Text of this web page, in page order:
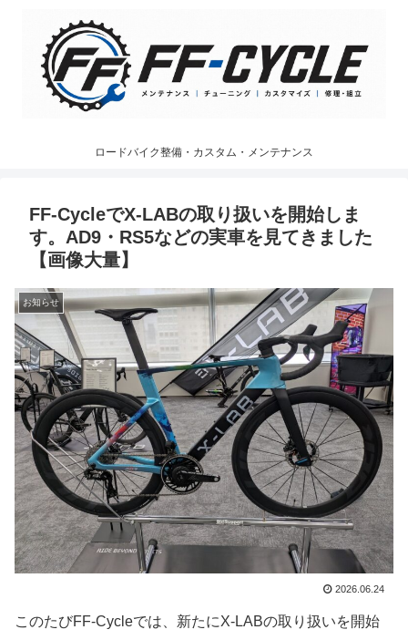
ロードバイク整備・カスタム・メンテナンス
FF-CycleでX-LABの取り扱いを開始しま
す。AD9・RS5などの実車を見てきました
【画像大量】
お知らせ
2026.06.24
このたびFF-Cycleでは、新たにX-LABの取り扱いを開始